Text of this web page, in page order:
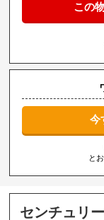
この
今
と
センチュリ